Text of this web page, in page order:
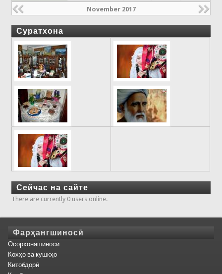
November 2017
Суратхона
Сейчас на сайте
There are currently 0 users online.
Фарҳангшиносӣ
Осорхонашиносӣ
Кохҳо ва кушкҳо
Китобдорӣ